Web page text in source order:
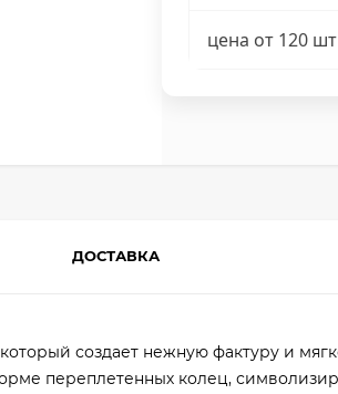
цена от 120 шт
ДОСТАВКА
создает нежную фактуру и
переплетенных колец,